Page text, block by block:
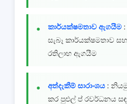
කාර්යක්ෂමතාව ඇගයීම
සැබෑ කාර්යක්ෂමතාව
රතිලාභ ඇගයීම
අත්දැකීම් සාරාංශය : නියමු
කර පුළුල් ප් රවර්ධනය